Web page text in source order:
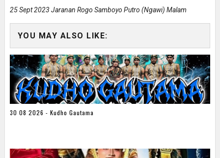
25 Sept 2023 Jaranan Rogo Samboyo Putro (ngawi) Malam
YOU MAY ALSO LIKE:
30 08 2026 - Kudho Gautama